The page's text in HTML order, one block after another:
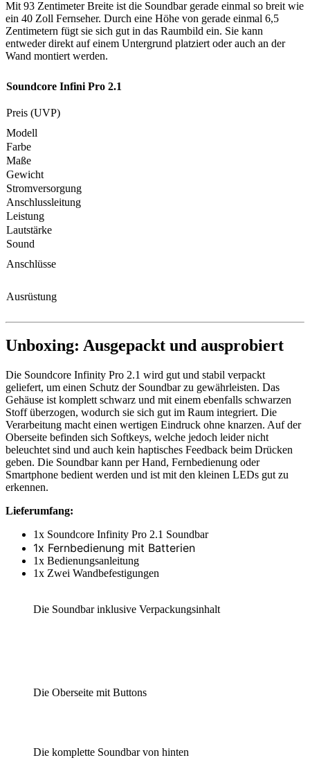
Mit 93 Zentimeter Breite ist die Soundbar gerade einmal so breit wie
ein 40 Zoll Fernseher. Durch eine Höhe von gerade einmal 6,5
Zentimetern fügt sie sich gut in das Raumbild ein. Sie kann
entweder direkt auf einem Untergrund platziert oder auch an der
Wand montiert werden.
Soundcore Infini Pro 2.1
Preis (UVP)
Modell
Farbe
Maße
Gewicht
Stromversorgung
Anschlussleitung
Leistung
Lautstärke
Sound
Anschlüsse
Ausrüstung
Unboxing: Ausgepackt und ausprobiert
Die Soundcore Infinity Pro 2.1 wird gut und stabil verpackt
geliefert, um einen Schutz der Soundbar zu gewährleisten. Das
Gehäuse ist komplett schwarz und mit einem ebenfalls schwarzen
Stoff überzogen, wodurch sie sich gut im Raum integriert. Die
Verarbeitung macht einen wertigen Eindruck ohne knarzen. Auf der
Oberseite befinden sich Softkeys, welche jedoch leider nicht
beleuchtet sind und auch kein haptisches Feedback beim Drücken
geben. Die Soundbar kann per Hand, Fernbedienung oder
Smartphone bedient werden und ist mit den kleinen LEDs gut zu
erkennen.
Lieferumfang:
1x Soundcore Infinity Pro 2.1 Soundbar
1x Fernbedienung mit Batterien
1x Bedienungsanleitung
1x Zwei Wandbefestigungen
Die Soundbar inklusive Verpackungsinhalt
Die Oberseite mit Buttons
Die komplette Soundbar von hinten